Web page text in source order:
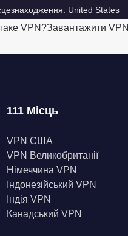
United States
VPN?Завантажити VPN
111 Місць
VPN США
VPN Великобританії
Німеччина VPN
Індонезійський VPN
Індія VPN
Канадський VPN